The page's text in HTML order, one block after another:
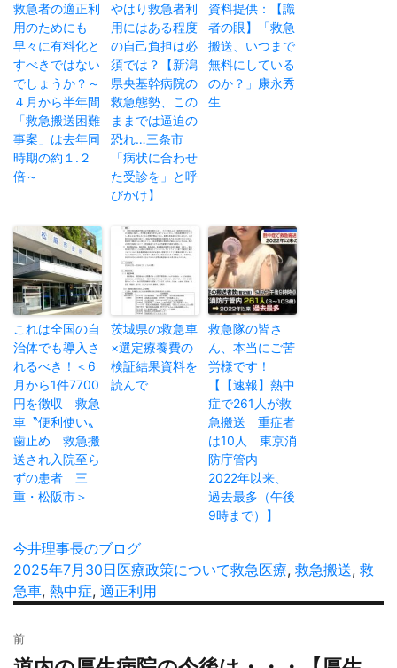
救急者の適正利
用のためにも
早々に有料化と
すべきではない
でしょうか？～
４月から半年間
「救急搬送困難
事案」は去年同
時期の約１.２
倍～
やはり救急者利
用にはある程度
の自己負担は必
須では？【新潟
県央基幹病院の
救急態勢、この
ままでは逼迫の
恐れ…三条市
「病状に合わせ
た受診を」と呼
びかけ】
資料提供：【識
者の眼】「救急
搬送、いつまで
無料にしている
のか？」康永秀
生
これは全国の自
治体でも導入さ
れるべき！＜6
月から1件7700
円を徴収 救急
車〝便利使い〟
歯止め 救急搬
送され入院至ら
ずの患者 三
重・松阪市＞
茨城県の救急車
×選定療養費の
検証結果資料を
読んで
救急隊の皆さ
ん、本当にご苦
労様です！
【【速報】熱中
症で261人が救
急搬送 重症者
は10人 東京消
防庁管内
2022年以来、
過去最多（午後
9時まで）】
投
稿
者
今井理事長のブログ
投
稿
2025年7月30日カ
テ
ー
医療政策についてタ
救急医療, 救急搬送, 救
急車, 熱中症, 適正利用
稿
前